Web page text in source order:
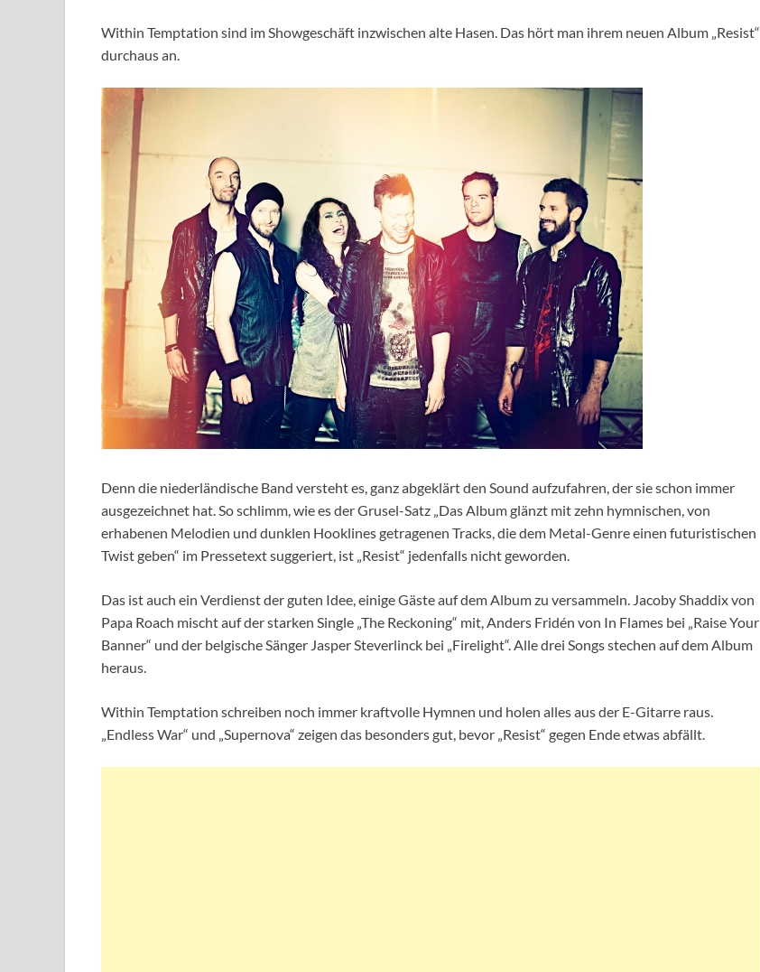
Within Temptation sind im Showgeschäft inzwischen alte Hasen. Das hört man ihrem neuen Album „Resist“
durchaus an.
Denn die niederländische Band versteht es, ganz abgeklärt den Sound aufzufahren, der sie schon immer
ausgezeichnet hat. So schlimm, wie es der Grusel-Satz „Das Album glänzt mit zehn hymnischen, von
erhabenen Melodien und dunklen Hooklines getragenen Tracks, die dem Metal-Genre einen futuristischen
Twist geben“ im Pressetext suggeriert, ist „Resist“ jedenfalls nicht geworden.
Das ist auch ein Verdienst der guten Idee, einige Gäste auf dem Album zu versammeln. Jacoby Shaddix von
Papa Roach mischt auf der starken Single „The Reckoning“ mit, Anders Fridén von In Flames bei „Raise Your
Banner“ und der belgische Sänger Jasper Steverlinck bei „Firelight“. Alle drei Songs stechen auf dem Album
heraus.
Within Temptation schreiben noch immer kraftvolle Hymnen und holen alles aus der E-Gitarre raus.
„Endless War“ und „Supernova“ zeigen das besonders gut, bevor „Resist“ gegen Ende etwas abfällt.